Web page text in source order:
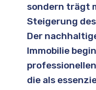
sondern trägt
Steigerung
Der
Immobilie
die als